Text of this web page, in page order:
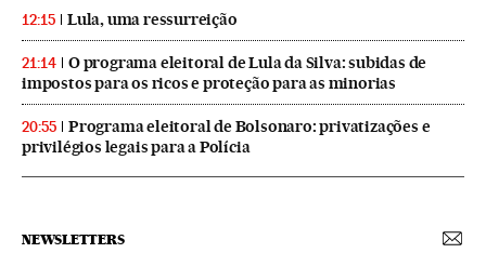
12:15 Lula, uma ressurreição
21:14
O programa eleitoral de Lula da Silva: subidas de
impostos para os ricos e proteção para as minorias
20:55
Programa eleitoral de Bolsonaro: privatizações e
privilégios legais para a Polícia
NEWSLETTERS